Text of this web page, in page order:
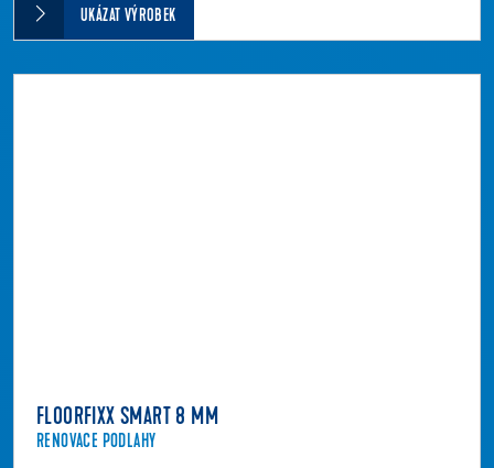
UKÁZAT VÝROBEK
FLOORFIXX SMART 8 MM
RENOVACE PODLAHY